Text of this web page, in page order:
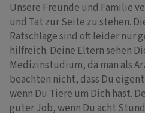
Unsere Freunde und Familie
und Tat zur Seite zu stehen.
Ratschläge sind oft leider nur
hilfreich. Deine Eltern sehen
Medizinstudium, da man als
beachten nicht, dass Du
wenn Du Tiere um Dich hast.
guter Job, wenn Du acht